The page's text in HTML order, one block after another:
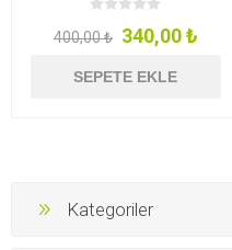
400,00 ₺ 340,00 ₺
SEPETE EKLE
Kategoriler